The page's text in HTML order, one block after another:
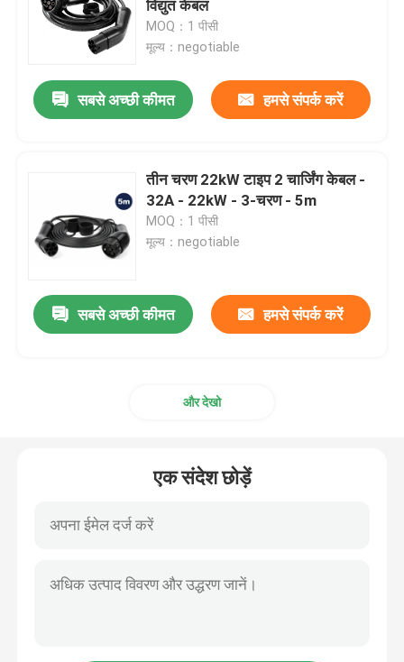
ईवी चार्जिंग एक्सेसरीज
ईवी चार्जिंग सॉकेट और प्लग
विद्युत केबल
MOQ：1 पीसी
मूल्य：negotiable
सबसे अच्छी कीमत हमसे संपर्क करें
तीन चरण 22kW टाइप 2 चार्जिंग केबल -
32A - 22kW - 3-चरण - 5m
MOQ：1 पीसी
मूल्य：negotiable
सबसे अच्छी कीमत हमसे संपर्क करें
और देखो
एक संदेश छोड़ें